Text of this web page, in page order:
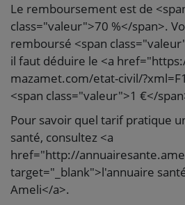
Le remboursement est de
class="valeur">70 %</span>.
remboursé <span
il faut déduire le <a
mazamet.com/etat-civil/
<span class="valeur">1 €</
Pour savoir quel tarif pratique
santé, consultez <a
href="http://
target="_blank">l'annuaire
Ameli</a>.